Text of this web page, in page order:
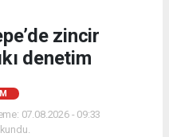
zincir
denetim
07.08.2026 - 09:33